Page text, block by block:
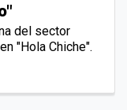
del sector
"Hola Chiche".